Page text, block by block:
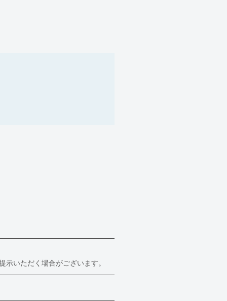
いただく場合がございます。